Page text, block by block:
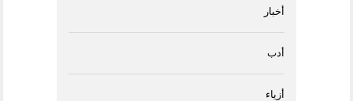
أخبار
أدب
أزياء